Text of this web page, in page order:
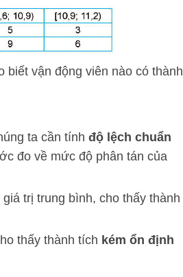
biết vận động viên nào có thành
ta cần tính độ lệch chuẩn
đo về mức độ phân tán của
trị trung bình, cho thấy thành
thấy thành tích kém ổn định